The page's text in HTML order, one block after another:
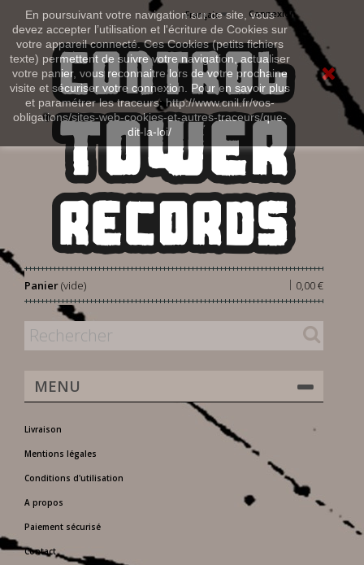
En poursuivant votre navigation sur ce site, vous
devez accepter l’utilisation et l'écriture de Cookies sur
votre appareil connecté. Ces Cookies (petits fichiers
texte) permettent de suivre votre navigation, actualiser
votre panier, vous reconnaitre lors de votre prochaine
visite et sécuriser votre connexion. Pour en savoir plus
et paramétrer les traceurs: http://www.cnil.fr/vos-
obligations/sites-web-cookies-et-autres-traceurs/que-
dit-la-loi/
Connexion
Français
Panier 0,00 €
|
(vide)
MENU
Livraison
Mentions légales
Conditions d'utilisation
A propos
Paiement sécurisé
Contact